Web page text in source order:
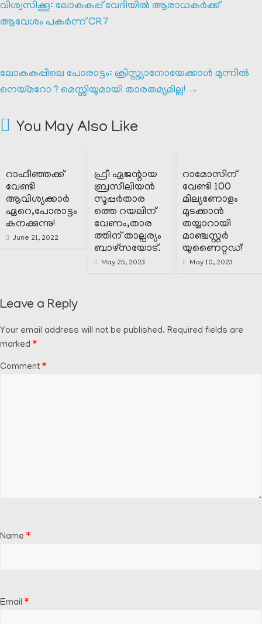
വിശ്വസിക്കൂ: ലോകകപ്പ് വേദിയിൽ ആരാധകർക്ക്
ആവേശം പകർന്ന് CR7
ലോകകപ്പിലെ പോരാട്ടം: ക്രിസ്റ്റ്യാനോയേക്കാൾ മുന്നിൽ
നെയ്മറോ ? മെസ്സിയുമായി താരതമ്യമില്ല! →
You May Also Like
റാഫീഞ്ഞക്ക്
വേണ്ടി
ആവിശ്യക്കാർ
ഏറെ,പോരാട്ടം
കനക്കുന്നു!
June 21, 2022
ഫ്രീ ഏജന്റായ
ബ്രസീലിയൻ
സൂപ്പർതാര
ത്തെ റയലിന്
വേണം,താര
ത്തിന് താല്പര്യം
ബാഴ്സയോട്.
May 25, 2023
റാമോസിന്
വേണ്ടി 100
മില്യണോളം
മുടക്കാൻ
തയ്യാറായി
മാഞ്ചസ്റ്റർ
യുണൈറ്റഡ്!
May 10, 2023
Leave a Reply
Your email address will not be published. Required fields are
marked *
Comment *
Name *
Email *